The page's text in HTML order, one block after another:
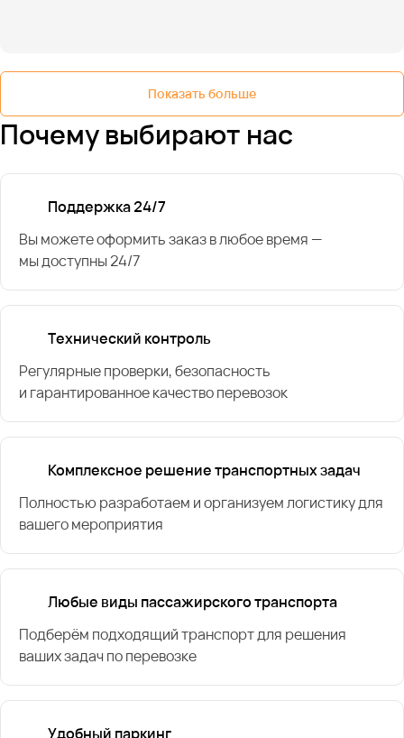
Показать больше
Почему выбирают нас
Поддержка 24/7
Вы можете оформить заказ в любое время —
мы доступны 24/7
Технический контроль
Регулярные проверки, безопасность
и гарантированное качество перевозок
Комплексное решение транспортных задач
Полностью разработаем и организуем логистику для
вашего мероприятия
Любые виды пассажирского транспорта
Подберём подходящий транспорт для решения
ваших задач по перевозке
Удобный паркинг